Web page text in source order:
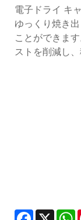
電子ドライ キ
ゆっくり焼き
ことができま
ストを削減し
Facebook
X